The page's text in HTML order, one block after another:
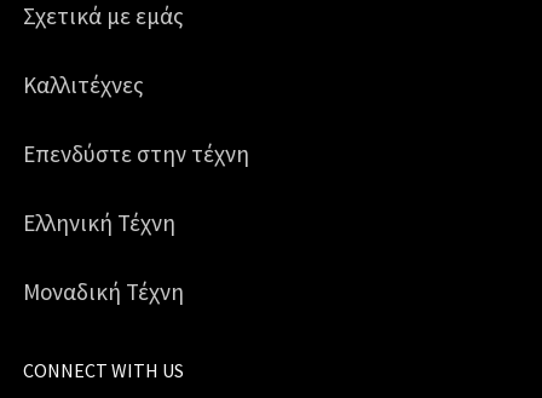
Σχετικά με εμάς
Καλλιτέχνες
Επενδύστε στην τέχνη
Ελληνική Τέχνη
Μοναδική Τέχνη
CONNECT WITH US